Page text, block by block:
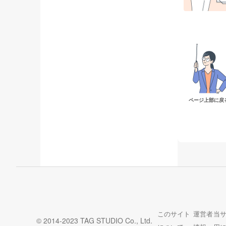
ページ上部に戻
© 2014-2023 TAG STUDIO Co., Ltd.
このサイト 運営者当